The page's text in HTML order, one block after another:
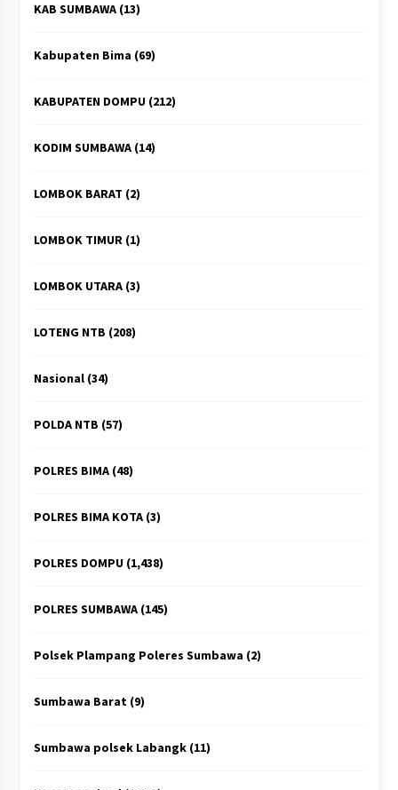
KAB SUMBAWA(13)
Kabupaten Bima (69)
KABUPATEN DOMPU(212)
KODIM SUMBAWA(14)
LOMBOK BARAT (2)
LOMBOK TIMUR(1)
LOMBOK UTARA(3)
LOTENG NTB (208)
Nasional(34)
POLDA NTB (57)
POLRES BIMA(48)
POLRES BIMA KOTA(3)
POLRES DOMPU(1,438)
POLRES SUMBAWA(145)
Polsek Plampang Poleres Sumbawa (2)
Sumbawa Barat(9)
Sumbawa polsek Labangk(11)